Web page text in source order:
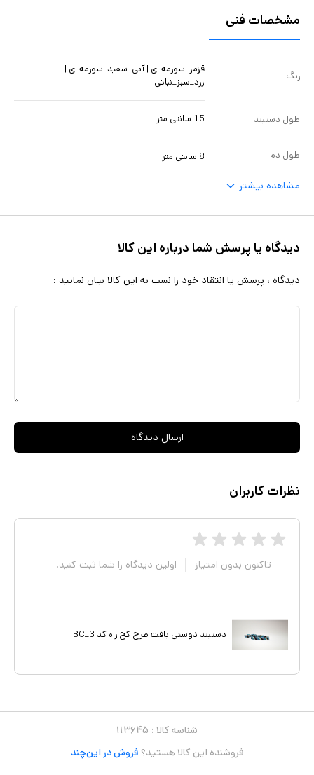
مشخصات فنی
رنگ
قزمز_سورمه ای | آبی_سفید_سورمه ای |
زرد_سبز_نباتی
طول دستبند 15 سانتی متر
طول دم 8 سانتی متر
مشاهده بیشتر
دیدگاه یا پرسش شما درباره این کالا
دیدگاه ، پرسش یا انتقاد خود را نسب به این کالا بیان نمایید :
ارسال دیدگاه
نظرات کاربران
تاکنون بدون امتیاز اولین دیدگاه را شما ثبت کنید.
دستبند دوستی بافت طرح کج راه کد BC_3
شناسه کالا : ۱۱۳۶۴۵
فروشنده این کالا هستید؟ فروش در این‌چند